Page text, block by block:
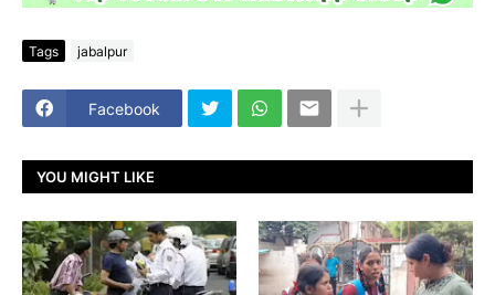
Tags jabalpur
Facebook
YOU MIGHT LIKE